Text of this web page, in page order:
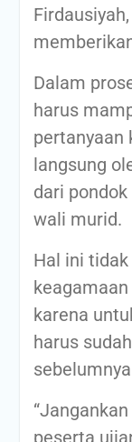
Dalam
harus
pertanyaan
langsung
dari
wali murid.
Hal ini
karena
harus